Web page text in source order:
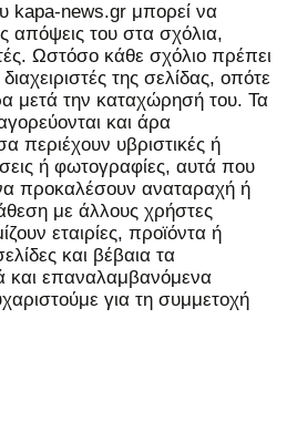
kapa-news.gr μπορεί να
απόψεις του στα σχόλια,
Ωστόσο κάθε σχόλιο πρέπει
της σελίδας, οπότε
μετά την καταχώρησή του. Τα
και άρα
περιέχουν υβριστικές ή
ή φωτογραφίες, αυτά που
προκαλέσουν αναταραχή ή
με άλλους χρήστες
εταιρίες, προϊόντα ή
και βέβαια τα
και επαναλαμβανόμενα
για τη συμμετοχή